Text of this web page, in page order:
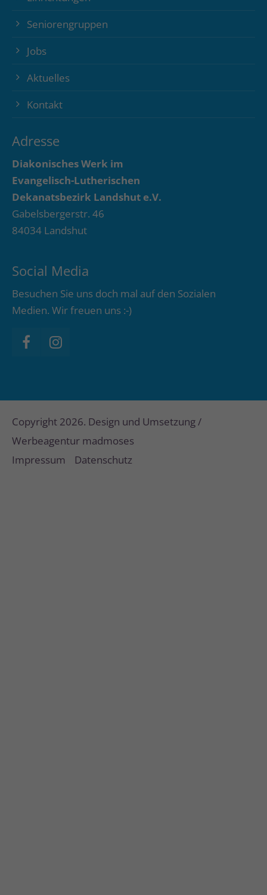
Seniorengruppen
Jobs
Aktuelles
Kontakt
Adresse
Diakonisches Werk im
Evangelisch-Lutherischen
Dekanatsbezirk Landshut e.V.
Gabelsbergerstr. 46
84034 Landshut
Social Media
Besuchen Sie uns doch mal auf den Sozialen
Medien. Wir freuen uns :-)
Copyright 2026. Design und Umsetzung /
Werbeagentur madmoses
Impressum
Datenschutz